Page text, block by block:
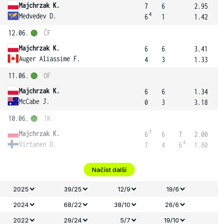
Majchrzak K.
Medvedev D.
7
64
6
1
2.95
1.42
12.06.
Majchrzak K.
Auger Aliassime F.
ČF
6
4
6
3
3.41
1.33
11.06.
Majchrzak K.
McCabe J.
OF
6
0
6
3
1.34
3.18
10.06.
Majchrzak K.
Virtanen O.
1K
6 7
7
6
4
7
6 4
2.00
1.80
Načíst další
2025 39/25 12/9 19/6
2024
68/22 38/10 26/6
2022
29/24 5/7 19/10